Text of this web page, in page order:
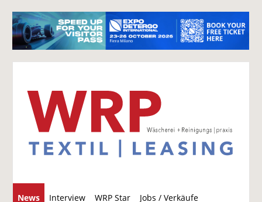
News Interview WRP Star Jobs / Verkäufe